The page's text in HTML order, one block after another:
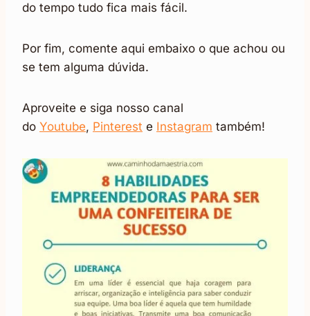
do tempo tudo fica mais fácil.
Por fim, comente aqui embaixo o que achou ou
se tem alguma dúvida.
Aproveite e siga nosso canal
do Youtube, Pinterest e Instagram também!